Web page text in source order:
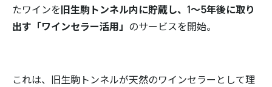
たワインを旧生駒トンネル内に貯蔵し、1～5年後に取り
出す「ワインセラー活用」 のサービスを開始。
これは、旧生駒トンネルが天然のワインセラーとして理